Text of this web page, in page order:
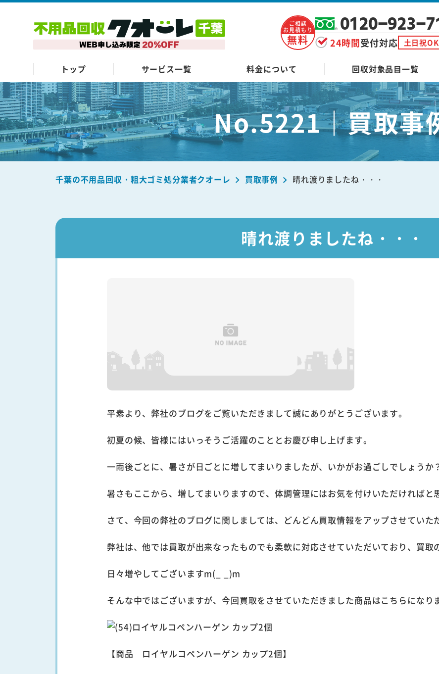
ご相談
お見積もり
無料
0120-923-
24時間受付対応 土日祝OK
トップ サービス一覧 料金について 回収対象品目一覧
No.5221｜買取事
千葉の不用品回収・粗大ゴミ処分業者クオーレ 買取事例 晴れ渡りましたね・・・
晴れ渡りましたね・・・
平素より、弊社のブログをご覧いただきまして誠にありがとうございます。
初夏の候、皆様にはいっそうご活躍のこととお慶び申し上げます。
一雨後ごとに、暑さが日ごとに増してまいりましたが、いかがお過ごしでしょうか
暑さもここから、増してまいりますので、体調管理にはお気を付けいただければと
さて、今回の弊社のブログに関しましては、どんどん買取情報をアップさせていた
弊社は、他では買取が出来なったものでも柔軟に対応させていただいており、買取
日々増やしてございますm(_ _)m
そんな中ではございますが、今回買取をさせていただきました商品はこちらになり
【商品 ロイヤルコペンハーゲン カップ2個】